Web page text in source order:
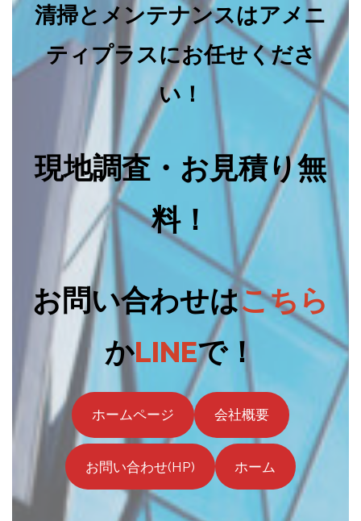
清掃とメンテナンスはアメニ
ティプラスにお任せくださ
い！
現地調査・お見積り無
料！
お問い合わせはこちら
かLINEで！
ホームページ 会社概要
お問い合わせ(HP) ホーム